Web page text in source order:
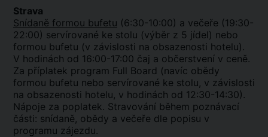
Strava
Snídaně formou bufetu (6:30-10:00) a večeře (19:30-
22:00) servírované ke stolu (výběr z 5 jídel) nebo
formou bufetu (v závislosti na obsazenosti hotelu).
V hodinách od 16:00-17:00 čaj a občerstvení v ceně.
Za příplatek program Full Board (navíc obědy
formou bufetu nebo servírované ke stolu, v závislosti
na obsazenosti hotelu, v hodinách od 12:30-14:30).
Nápoje za poplatek. Stravování během poznávací
části: snídaně, obědy a večeře dle popisu v
programu zájezdu.